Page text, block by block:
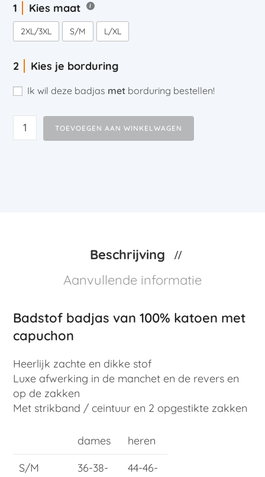
Kies maat
2XL/3XL S/M L/XL
Kies je borduring
Ik wil deze badjas met borduring bestellen!
TOEVOEGEN AAN WINKELWAGEN
Beschrijving
Aanvullende informatie
Badstof badjas van 100% katoen met
capuchon
Heerlijk zachte en dikke stof
Luxe afwerking in de manchet en de revers en
op de zakken
Met strikband / ceintuur en 2 opgestikte zakken
dames
heren
S/M
36-38-
44-46-